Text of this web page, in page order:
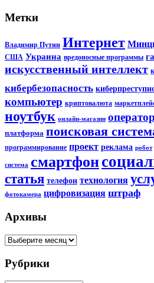
Метки
Владимир Путин Интернет
США Украина вредоносные программы
искусственный интеллект
кибербезопасность
компьютер криптовалюта
ноутбук онлайн-магазин оператор
платформа поисковая
программирование проект реклама робот
система смартфон
статья телефон технология
фотокамера цифровизация штраф
Архивы
Архивы
Рубрики